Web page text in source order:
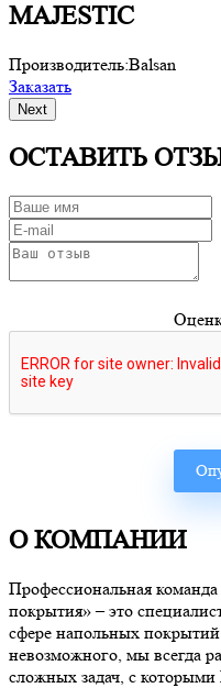
MAJESTIC
Производитель:Balsan
Заказать
Next
ОСТАВИТЬ
О КОМПАНИИ
Профессиональная
покрытия» – это
сфере напольных
невозможного, мы всегда
сложных задач, с